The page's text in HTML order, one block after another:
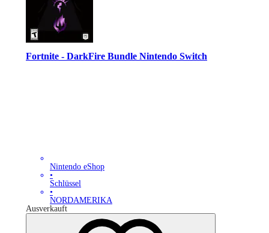
Fortnite - DarkFire Bundle Nintendo Switch
Nintendo eShop
•
Schlüssel
•
NORDAMERIKA
Ausverkauft